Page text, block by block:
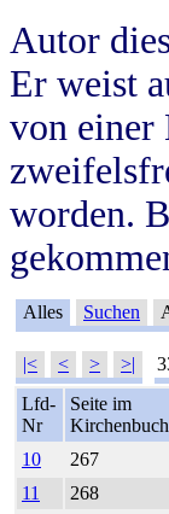
Autor
Er weist
von einer
worden.
Alles Suchen
|< < > >|
Lfd-
Nr
Seite im
Kirchenbuch
10
267
11
268